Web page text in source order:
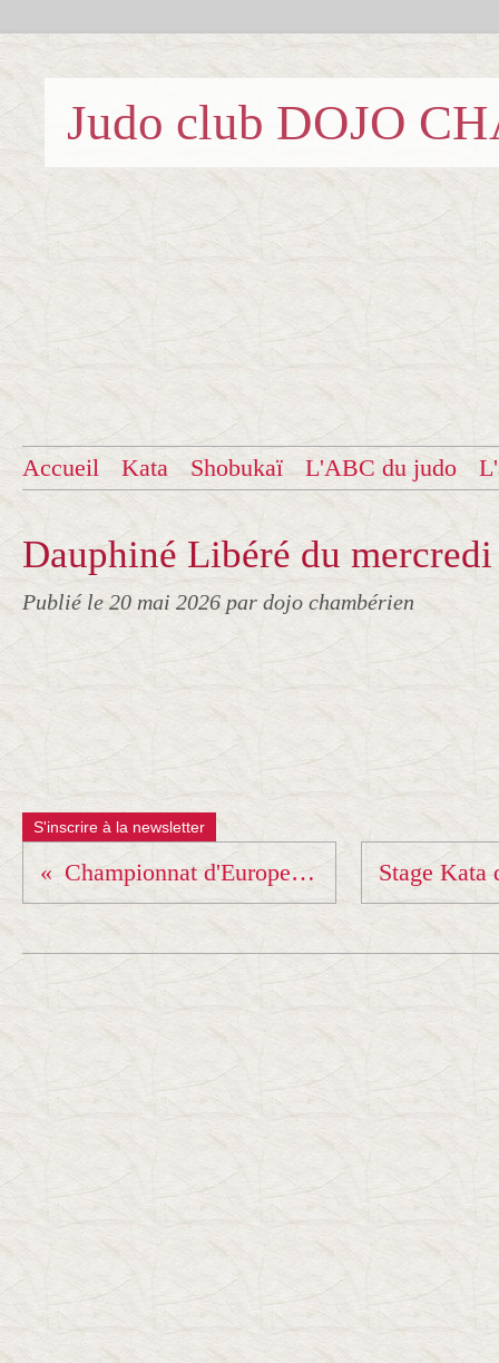
Judo club DOJO
Accueil Kata Shobukaï L'ABC du judo
Dauphiné Libéré du
Publié le 20 mai 2026 par dojo chambérien
S'inscrire à la newsletter
Championnat d'Europe Kata